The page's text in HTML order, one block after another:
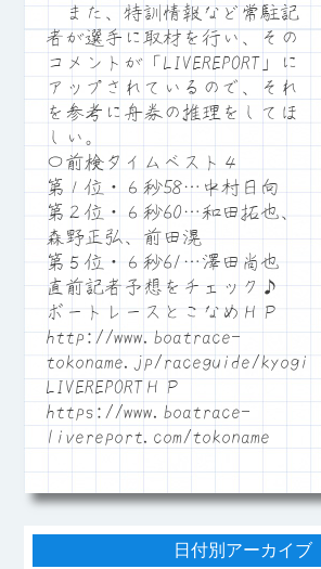
また、特訓情報など常駐記
者が選手に取材を行い、その
コメントが「LIVEREPORT」に
アップされているので、それ
を参考に舟券の推理をしてほ
しい。
〇前検タイムベスト４
第１位・６秒58…中村日向
第２位・６秒60…和田拓也、
森野正弘、前田滉
第５位・６秒61…澤田尚也
直前記者予想をチェック♪
ボートレースとこなめＨＰ
http://www.boatrace-
tokoname.jp/raceguide/kyogi06
LIVEREPORTＨＰ
https://www.boatrace-
livereport.com/tokoname
日付別アーカイブ